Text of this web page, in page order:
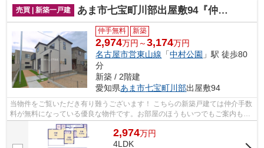
売買 | 新築一戸建 あま市七宝町川部出屋敷94『仲介料無料』新築戸建て
仲手無料 新築
2,974万円～3,174万円
名古屋市営東山線 「中村公園 」駅 徒歩80
分
新築 / 2階建
愛知県あま市七宝町川部出屋敷94
当物件をご覧いただき有り難うございます！ こちらの新築戸建ては仲介手数
料が無料になっている優良な物件です。お部屋のほうもいつでもご案内もさ
せて頂きますのでお気軽にお問合せ下...
2,974万円
4LDK